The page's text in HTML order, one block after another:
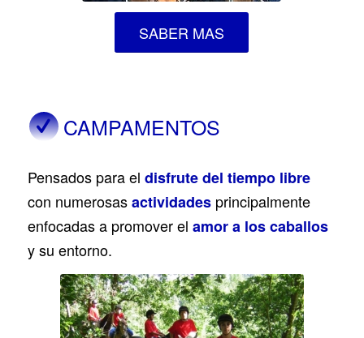
SABER MAS
CAMPAMENTOS
Pensados para el disfrute del tiempo libre
con numerosasactividadesprincipalmente
enfocadas a promover el amor a los caballos
y su entorno.